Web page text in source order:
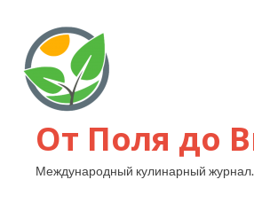
От Поля до
Международный кулинарный журнал.